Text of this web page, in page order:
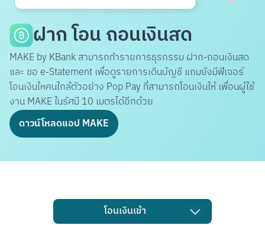
ฝาก โอน ถอนเงินสด
MAKE by KBank สามารถทำรายการธุรกรรม ฝาก-ถอนเงินสด
และ ขอ e-Statement เพื่อดูรายการเดินบัญชี แถมยังมีฟีเจอร์
โอนเงินใหคนใกล้ตัวอย่าง Pop Pay ที่สามารถโอนเงินให้ เพื่อนผู้ใช้
งาน MAKE ในรัศมี 10 เมตรได้อีกด้วย
ดาวน์โหลดแอป MAKE
โอนเงินเข้า